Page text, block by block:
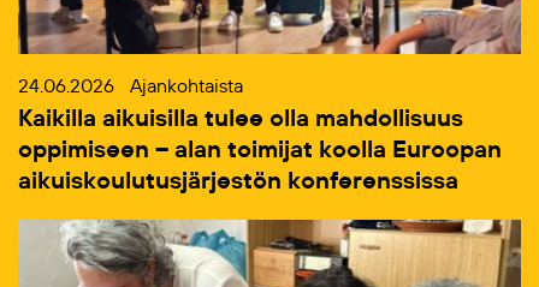
24.06.2026 Ajankohtaista
Kaikilla aikuisilla tulee olla mahdollisuus
oppimiseen – alan toimijat koolla Euroopan
aikuiskoulutusjärjestön konferenssissa